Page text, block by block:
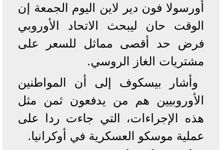
أورسولا فون دير لاين اليوم الجمعة إن
الوقت حان ليبحث الاتحاد الأوروبي
فرض حد أقصى مماثل للسعر على
مشتريات الغاز الروسي.
وأشار بيسكوف إلى أن المواطنين
الأوروبيين هم من يدفعون ثمن مثل
هذه الإجراءات، التي جاءت ردا على
عملية موسكو العسكرية في أوكرانيا.